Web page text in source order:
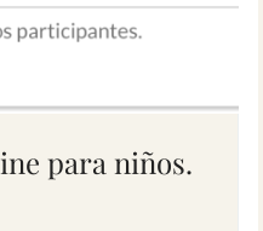
para niños.